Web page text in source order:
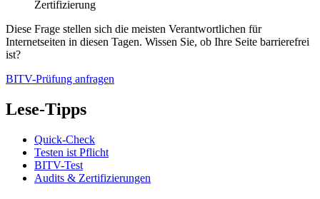
Diese Frage stellen sich die meisten Verantwortlichen für
Internetseiten in diesen Tagen. Wissen Sie, ob Ihre Seite barrierefrei
ist?
BITV-Prüfung anfragen
Lese-Tipps
Quick-Check
Testen ist Pflicht
BITV-Test
Audits & Zertifizierungen